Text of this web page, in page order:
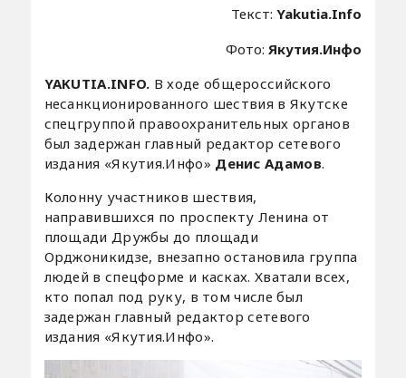
Текст:Yakutia.Info
Фото:Якутия.Инфо
YAKUTIA.INFO. В ходе общероссийского
несанкционированного шествия в Якутске
спецгруппой правоохранительных органов
был задержан главный редактор сетевого
издания «Якутия.Инфо» Денис Адамов.
Колонну участников шествия,
направившихся по проспекту Ленина от
площади Дружбы до площади
Орджоникидзе, внезапно остановила группа
людей в спецформе и касках. Хватали всех,
кто попал под руку, в том числе был
задержан главный редактор сетевого
издания «Якутия.Инфо».